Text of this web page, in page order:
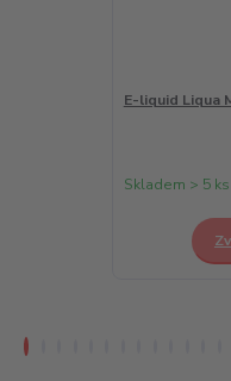
E-liquid Liqua
Skladem > 5 ks